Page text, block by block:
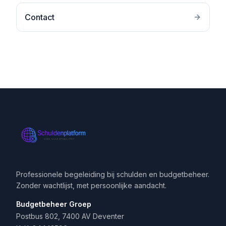
Contact
Professionele begeleiding bij schulden en budgetbeheer.
Zonder wachtlijst, met persoonlijke aandacht.
Budgetbeheer Groep
Postbus 802, 7400 AV Deventer